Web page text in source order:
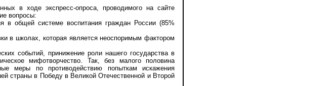
в ходе экспресс-опроса, проводимого на сайте
вопросы:
общей системе воспитания граждан России (85%
в школах, которая является неоспоримым фактором
событий, принижение роли нашего государства в
мифотворчество. Так, без малого половина
меры по противодействию попыткам искажения
страны в Победу в Великой Отечественной и Второй